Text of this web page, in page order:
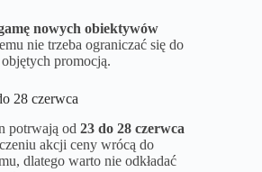
nowych obiektywów
nie trzeba ograniczać się do
promocją.
28 czerwca
potrwają od 23 do 28 czerwca
akcji ceny wrócą do
dlatego warto nie odkładać